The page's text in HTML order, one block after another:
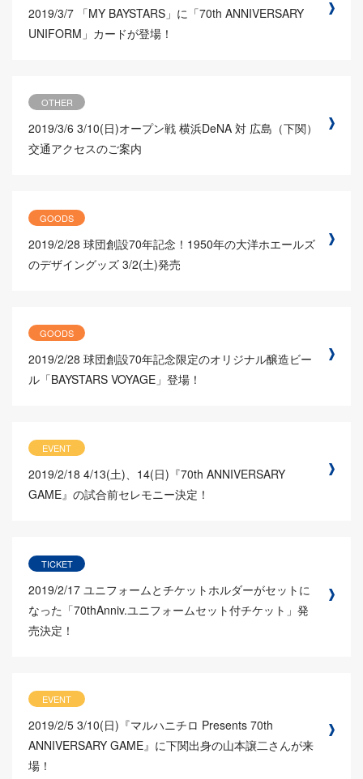
2019/3/7 「MY BAYSTARS」に「70th ANNIVERSARY
UNIFORM」カードが登場！
OTHER
2019/3/6 3/10(日)オープン戦 横浜DeNA 対 広島（下関）
交通アクセスのご案内
GOODS
2019/2/28 球団創設70年記念！1950年の大洋ホエールズ
のデザイングッズ 3/2(土)発売
GOODS
2019/2/28 球団創設70年記念限定のオリジナル醸造ビー
ル「BAYSTARS VOYAGE」登場！
EVENT
2019/2/18 4/13(土)、14(日)『70th ANNIVERSARY
GAME』の試合前セレモニー決定！
TICKET
2019/2/17 ユニフォームとチケットホルダーがセットに
なった「70thAnniv.ユニフォームセット付チケット」発
売決定！
EVENT
2019/2/5 3/10(日)『マルハニチロ Presents 70th
ANNIVERSARY GAME』に下関出身の山本譲二さんが来
場！